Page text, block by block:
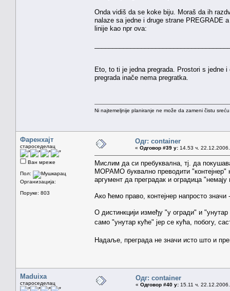
Onda vidiš da se koke biju. Moraš da ih
nalaze sa jedne i druge strane PREGRADE
linije kao npr ova:
Eto, to ti je jedna pregrada. Prostori s jedne
pregrada inače nema pregratka.
Ni najtemeljnije planiranje ne može da zameni čistu
Фаренхајт
староседелац
Ван мреже
Пол:
Организација:
Поруке: 803
Одг: container
« Одговор #39 у: 14.53 ч.
Мислим да си пребуквална, тј. да
МОРАМО буквално преводити
аргумент да преградак и оградица "немају
Ако ћемо право, контејнер напросто
О дистинкцији између "у огради" и
само "унутар куће" јер се кућа, побогу,
Надаље, преграда не значи исто што и
Maduixa
староседелац
Одг: container
« Одговор #40 у: 15.11 ч.